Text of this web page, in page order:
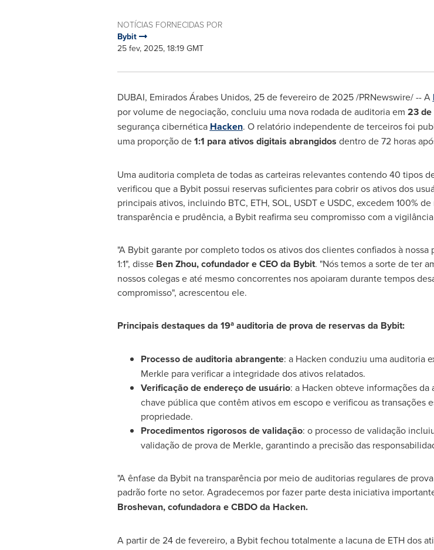
NOTÍCIAS FORNECIDAS POR
Bybit
25 fev, 2025, 18:19 GMT
DUBAI, Emirados Árabes Unidos, 25 de fevereiro de 2025/PRNewswire/ -- A
por volume de negociação, concluiu uma nova rodada de auditoria em 23
segurança cibernética Hacken. O relatório independente de terceiros foi
uma proporção de1:1 para ativos digitais abrangidos dentro de 72 horas
Uma auditoria completa de todas as carteiras relevantes contendo 40 tipos
verificou que a Bybit possui reservas suficientes para cobrir os ativos dos
principais ativos, incluindo BTC, ETH, SOL, USDT e USDC, excedem 100%
transparência e prudência, a Bybit reafirma seu compromisso com a
"A Bybit garante por completo todos os ativos dos clientes confiados à
1:1", disse Ben Zhou, cofundador e CEO da Bybit. "Nós temos a sorte de ter
nossos colegas e até mesmo concorrentes nos apoiaram durante tempos
compromisso", acrescentou ele.
Principais destaques da 19ª auditoria de prova de reservas da Bybit:
Processo deauditoria abrangente: a Hacken conduziu uma auditoria
Merkle para verificar a integridade dos ativos relatados.
Verificação de endereço de usuário: a Hacken obteve informações
chave pública que contêm ativos em escopo e verificou as transações
propriedade.
Procedimentos rigorosos de validação: o processo de validação
validação de prova de Merkle, garantindo a precisão das
"A ênfase da Bybit na transparência por meio de auditorias regulares de
padrão forte no setor. Agradecemos por fazer parte desta iniciativa
Broshevan, cofundadora e CBDO da Hacken.
A partir de 24 de fevereiro, a Bybit fechou totalmente a lacuna de ETH dos